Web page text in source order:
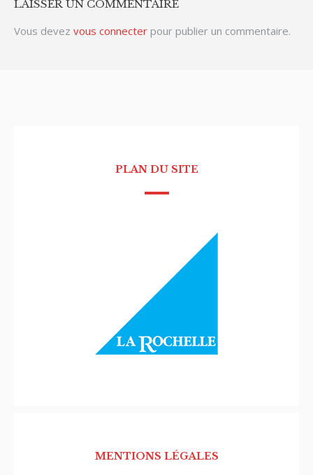
LAISSER UN COMMENTAIRE
Vous devez vous connecter pour publier un commentaire.
PLAN DU SITE
MENTIONS LÉGALES